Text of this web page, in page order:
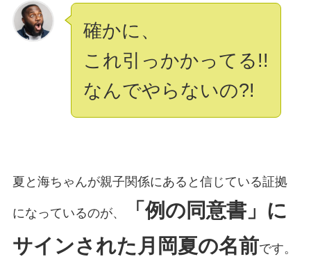
確かに、
これ引っかかってる!!
なんでやらないの?!
夏と海ちゃんが親子関係にあると信じている証拠
になっているのが、
「例の同意書」に
サインされた月岡夏の名前です。